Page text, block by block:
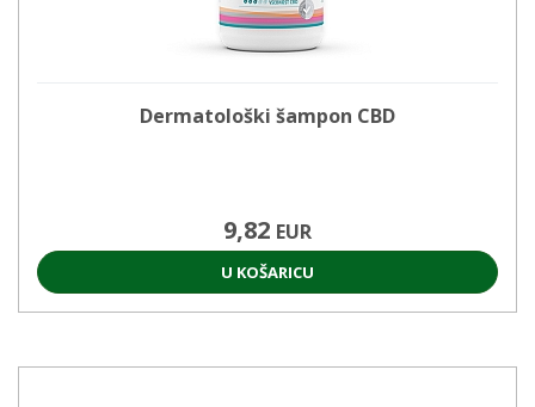
Dermatološki šampon CBD
9,82 EUR
U KOŠARICU